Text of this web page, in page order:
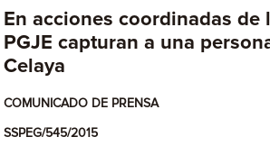
En acciones coordinadas de
PGJE capturan a una
Celaya
COMUNICADO DE PRENSA
SSPEG/545/2015